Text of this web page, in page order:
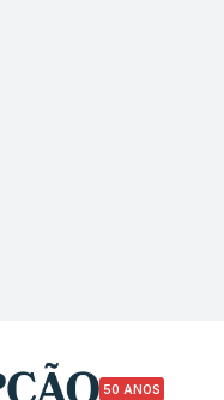
50 ANOS